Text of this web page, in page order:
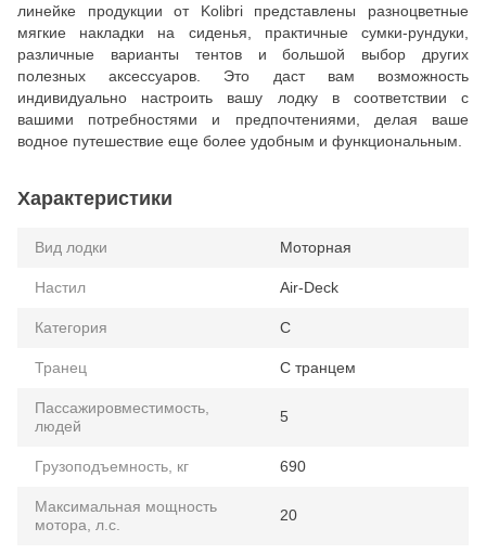
линейке продукции от Kolibri представлены разноцветные
мягкие накладки на сиденья, практичные сумки-рундуки,
различные варианты тентов и большой выбор других
полезных аксессуаров. Это даст вам возможность
индивидуально настроить вашу лодку в соответствии с
вашими потребностями и предпочтениями, делая ваше
водное путешествие еще более удобным и функциональным.
Характеристики
Вид лодки Моторная
Настил Air-Deck
Категория C
Транец С транцем
Пассажировместимость,
людей
5
Грузоподъемность, кг 690
Максимальная мощность
мотора, л.с.
20